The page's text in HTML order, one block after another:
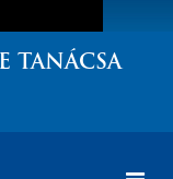
TANÁCSA